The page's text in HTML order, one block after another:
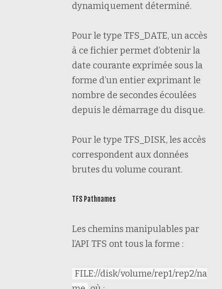
dynamiquement déterminé.
Pour le type TFS_DATE, un accès
à ce fichier permet d’obtenir la
date courante exprimée sous la
forme d’un entier exprimant le
nombre de secondes écoulées
depuis le démarrage du disque.
Pour le type TFS_DISK, les accès
correspondent aux données
brutes du volume courant.
TFS Pathnames
Les chemins manipulables par
l’API TFS ont tous la forme :
FILE://disk/volume/rep1/rep2/na